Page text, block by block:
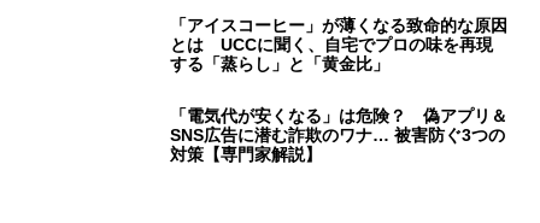
する「蒸らし」と「黄金比」
「電気代が安くなる」は危険？ 偽アプリ＆
対策【専門家解説】